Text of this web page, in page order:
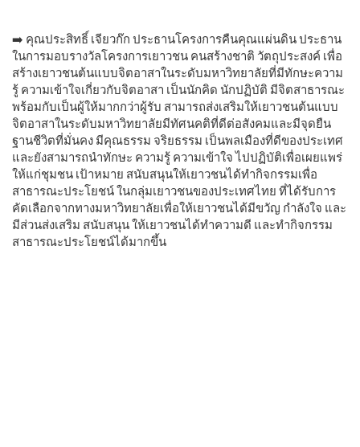
➡️ คุณประสิทธิ์ เจียวก๊ก ประธานโครงการคืนคุณแผ่นดิน ประธาน
ในการมอบรางวัลโครงการเยาวชน คนสร้างชาติ วัตถุประสงค์ เพื่อ
สร้างเยาวชนต้นแบบจิตอาสาในระดับมหาวิทยาลัยที่มีทักษะความ
รู้ ความเข้าใจเกี่ยวกับจิตอาสา เป็นนักคิด นักปฏิบัติ มีจิตสาธารณะ
พร้อมกับเป็นผู้ให้มากกว่าผู้รับ สามารถส่งเสริมให้เยาวชนต้นแบบ
จิตอาสาในระดับมหาวิทยาลัยมีทัศนคติที่ดีต่อสังคมและมีจุดยืน
ฐานชีวิตที่มั่นคง มีคุณธรรม จริยธรรม เป็นพลเมืองที่ดีของประเทศ
และยังสามารถนำทักษะ ความรู้ ความเข้าใจ ไปปฏิบัติเพื่อเผยแพร่
ให้แก่ชุมชน เป้าหมาย สนับสนุนให้เยาวชนได้ทำกิจกรรมเพื่อ
สาธารณะประโยชน์ ในกลุ่มเยาวชนของประเทศไทย ที่ได้รับการ
คัดเลือกจากทางมหาวิทยาลัยเพื่อให้เยาวชนได้มีขวัญ กำลังใจ และ
มีส่วนส่งเสริม สนับสนุน ให้เยาวชนได้ทำความดี และทำกิจกรรม
สาธารณะประโยชน์ได้มากขึ้น